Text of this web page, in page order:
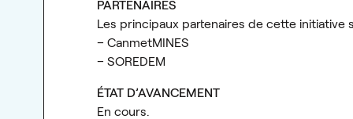
PARTENAIRES
Les principaux partenaires de cette initiative
– CanmetMINES
– SOREDEM
ÉTAT D’AVANCEMENT
En cours.